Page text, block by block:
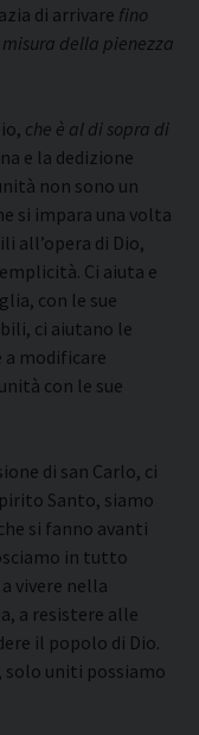
di arrivare fino
della pienezza
che è al di sopra di
e la dedizione
non sono un
si impara una volta
all’opera di Dio,
Ci aiuta e
con le sue
ci aiutano le
a modificare
con le sue
di san Carlo, ci
Santo, siamo
si fanno avanti
in tutto
vivere nella
a resistere alle
il popolo di Dio.
solo uniti possiamo